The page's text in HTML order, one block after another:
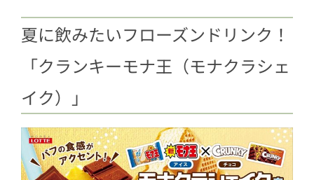
夏に飲みたいフローズンドリンク！
「クランキーモナ王（モナクラシェ
イク）」